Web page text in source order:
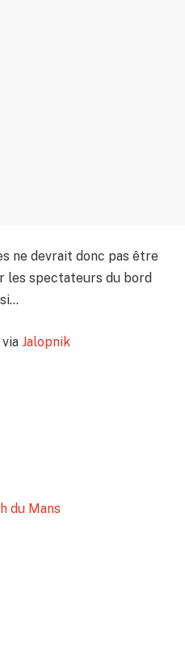
ne devrait donc pas être
les spectateurs du bord
via Jalopnik
du Mans